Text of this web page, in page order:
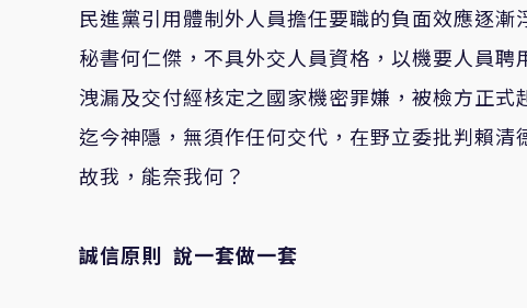
民進黨引用體制外人員擔任要職的負面效應逐
秘書何仁傑，不具外交人員資格，以機要人員聘
洩漏及交付經核定之國家機密罪嫌，被檢方正
迄今神隱，無須作任何交代，在野立委批判賴
故我，能奈我何？
誠信原則 說一套做一套